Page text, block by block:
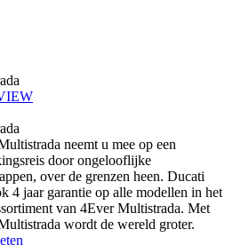
neemt u mee op een
door ongelooflijke
over de grenzen heen. Ducati
4 jaar garantie op alle modellen in het
van 4Ever Multistrada. Met
wordt de wereld groter.